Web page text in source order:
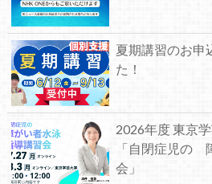
夏期講習のお申
た！
2026年度 東京
「自閉症児の
会」